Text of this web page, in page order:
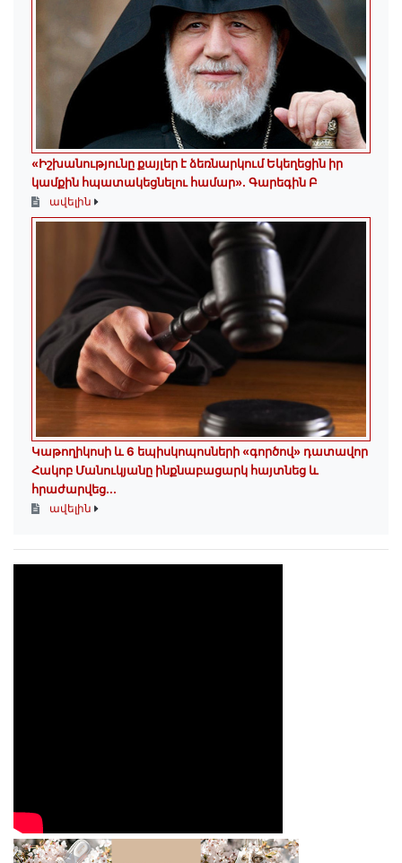
«Իշխանությունը քայլեր է ձեռնարկում Եկեղեցին իր
կամքին հպատակեցնելու համար»․ Գարեգին Բ
ավելին
️Կաթողիկոսի և 6 եպիսկոպոսների «գործով» դատավոր
Հակոբ Մանուկյանը ինքնաբացարկ հայտնեց և
հրաժարվեց...
ավելին